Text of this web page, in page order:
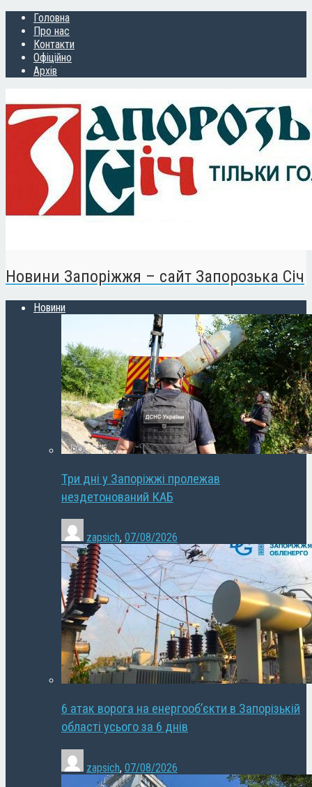
Головна
Про нас
Контакти
Офіційно
Архів
Новини Запоріжжя – сайт Запорозька Січ
Новини
Три дні у Запоріжжі пролежав
нездетонований КАБ
zapsich, 07/08/2026
6 атак ворога на енергооб’єкти в Запорізькій
області усього за 6 днів
zapsich, 07/08/2026